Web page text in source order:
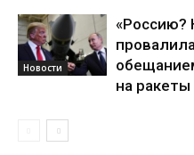
Новости
«Россию?
на